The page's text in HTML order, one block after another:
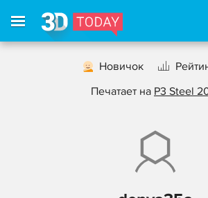
Новичок
Печатает на P3 Steel